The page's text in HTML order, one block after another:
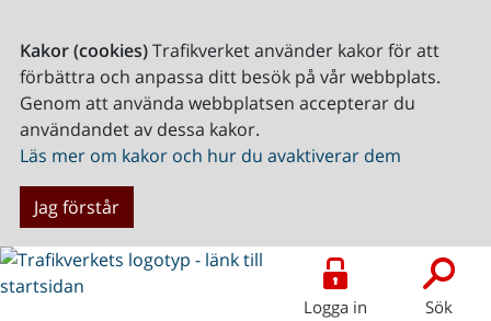
Kakor (cookies)Trafikverket använder kakor för att
förbättra och anpassa ditt besök på vår webbplats.
Genom att använda webbplatsen accepterar du
användandet av dessa kakor.
Läs mer om kakor och hur du avaktiverar dem
Jag förstår
Logga in Sök